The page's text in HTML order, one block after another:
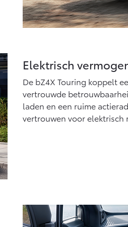
Elektrisch
De bZ4X Touring koppelt
vertrouwde
laden en een ruime
vertrouwen voor elektrisch